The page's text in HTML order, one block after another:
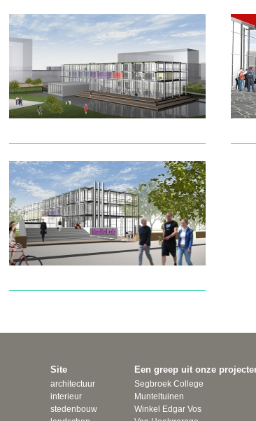
Site
architectuur
interieur
stedenbouw
Een greep uit onze
Segbroek College
Munteltuinen
Winkel Edgar Vos